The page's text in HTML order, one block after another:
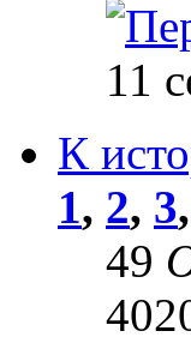
11
К
1, 2, 3,
49